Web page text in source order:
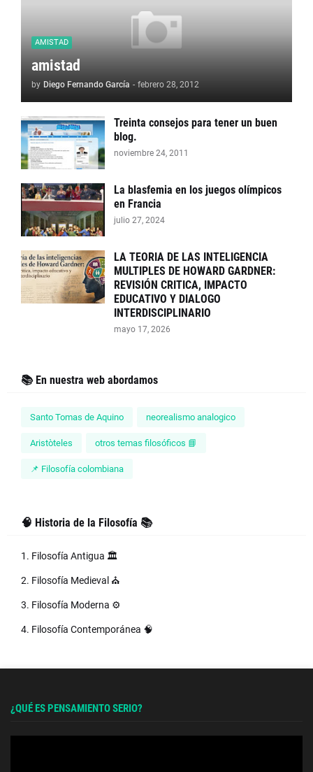
AMISTAD
amistad
by Diego Fernando García - febrero 28, 2012
Treinta consejos para tener un buen
blog.
noviembre 24, 2011
La blasfemia en los juegos olímpicos
en Francia
julio 27, 2024
LA TEORIA DE LAS INTELIGENCIA
MULTIPLES DE HOWARD GARDNER:
REVISIÓN CRITICA, IMPACTO
EDUCATIVO Y DIALOGO
INTERDISCIPLINARIO
mayo 17, 2026
📚 En nuestra web abordamos
Santo Tomas de Aquino neorealismo analogico
Aristòteles otros temas filosóficos 📘
📌 Filosofía colombiana
🧠 Historia de la Filosofía 📚
1. Filosofía Antigua 🏛️
2. Filosofía Medieval ⛪
3. Filosofía Moderna ⚙️
4. Filosofía Contemporánea 🧠
¿QUÉ ES PENSAMIENTO SERIO?